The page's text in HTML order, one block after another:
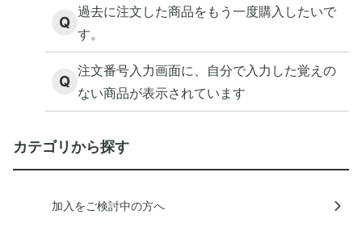
Q
過去に注文した商品をもう一度購入したいで
す。
Q
注文番号入力画面に、自分で入力した覚えの
ない商品が表示されています
カテゴリから探す
加入をご検討中の方へ